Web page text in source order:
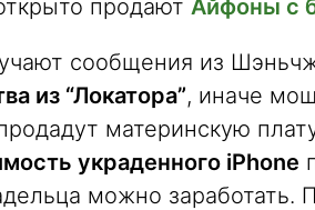
продают Айфоны с
сообщения из
из “Локатора”, иначе
материнскую
украденного iPhone
можно заработать.